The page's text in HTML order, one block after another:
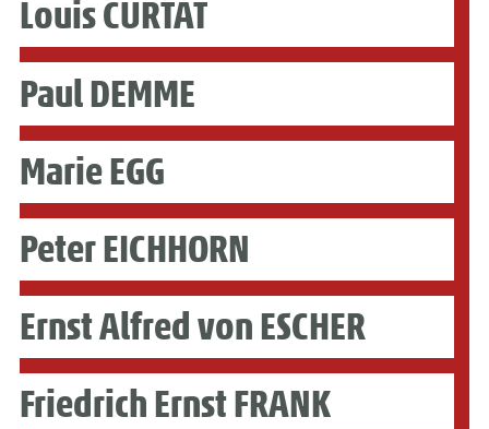
Louis CURTAT
Paul DEMME
Marie EGG
Peter EICHHORN
Ernst Alfred von ESCHER
Friedrich Ernst FRANK